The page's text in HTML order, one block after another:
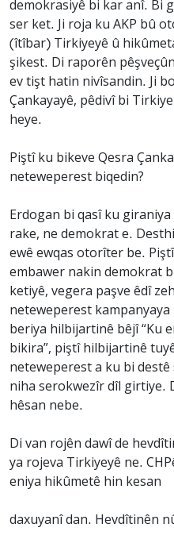
demokrasiyê bi kar anî. Bi
ser ket. Ji roja ku AKP bû
(îtîbar) Tirkiyeyê û
şikest. Di raporên
ev tişt hatin nivîsandin. Ji
Çankayayê, pêdivî bi
heye.
Piştî ku bikeve Qesra
neteweperest biqedin?
Erdogan bi qasî ku
rake, ne demokrat e.
ewê ewqas otorîter be.
embawer nakin demokrat
ketiyê, vegera paşve êdî
neteweperest
beriya hilbijartinê bêjî “Ku
bikira”, piştî hilbijartinê
neteweperest a ku bi
niha serokwezîr dîl girtiye.
hêsan nebe.
Di van rojên dawî de
ya rojeva Tirkiyeyê ne.
eniya hikûmetê hin kesan
daxuyanî dan. Hevdîtinên